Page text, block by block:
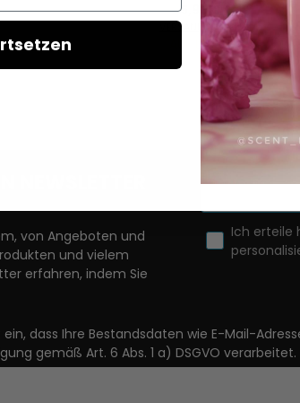
5,95 €
VERSANDKOSTEN
AUF LAGER
NEWSLETTER
von Angeboten und
und vielem
erfahren, indem Sie
Ich erteile
dass Ihre Bestandsdaten wie E-Mail-
gemäß Art. 6 Abs. 1 a) DSGVO verarbeitet.